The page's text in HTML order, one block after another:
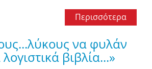
Περισσότερα
να φυλάν
βιβλία...»